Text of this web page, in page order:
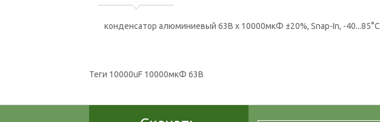
конденсатор алюминиевый 63В x 10000мкФ ±20%, Snap-In, -40...85°C
Теги 10000uF 10000мкФ 63В